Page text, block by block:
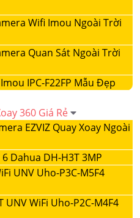
Wifi Imou Ngoài Trời
Quan Sát Ngoài Trời
IPC-F22FP Mẫu Đẹp
360 Giá Rẻ
EZVIZ Quay Xoay Ngoài
Dahua DH-H3T 3MP
UNV Uho-P3C-M5F4
UNV WiFi Uho-P2C-M4F4